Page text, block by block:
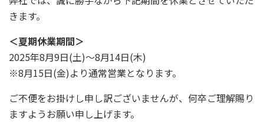
きます。
＜夏期休業期間＞
2025年8月9日(土)～8月14日(木)
※8月15日(金)より通常営業となります。
ご不便をお掛けし申し訳ございませんが、何卒ご理解賜り
ますようお願い申し上げます。